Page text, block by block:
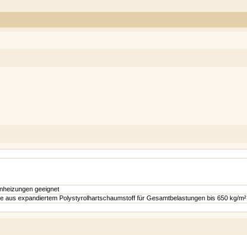
geeignet
aus expandiertem Polystyrolhartschaumstoff für Gesamtbelastungen bis 650 kg/m²